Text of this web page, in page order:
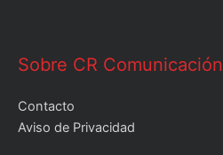
Sobre CR Comunicación
Contacto
Aviso de Privacidad